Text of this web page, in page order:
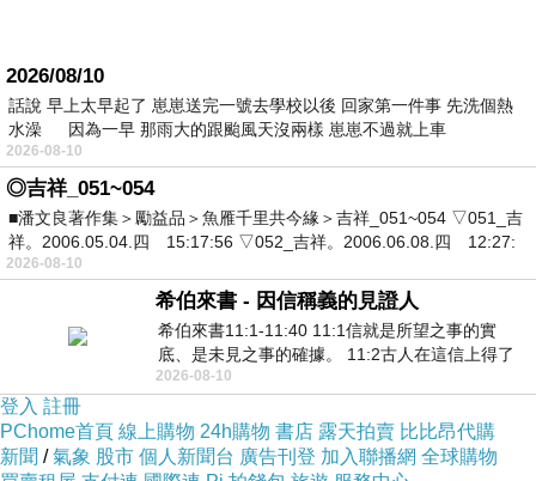
2026/08/10
話說 早上太早起了 崽崽送完一號去學校以後 回家第一件事 先洗個熱
水澡 因為一早 那雨大的跟颱風天沒兩樣 崽崽不過就上車
2026-08-10
◎吉祥_051~054
■潘文良著作集＞勵益品＞魚雁千里共今緣＞吉祥_051~054 ▽051_吉
祥。2006.05.04.四 15:17:56 ▽052_吉祥。2006.06.08.四 12:27:
2026-08-10
希伯來書 - 因信稱義的見證人
希伯來書11:1-11:40 11:1信就是所望之事的實
底、是未見之事的確據。 11:2古人在這信上得了
美好的證據。 11:3我們因着信、就知道
2026-08-10
登入 註冊
PChome首頁 線上購物 24h購物 書店 露天拍賣 比比昂代購
新聞 /氣象 股市 個人新聞台 廣告刊登 加入聯播網 全球購物